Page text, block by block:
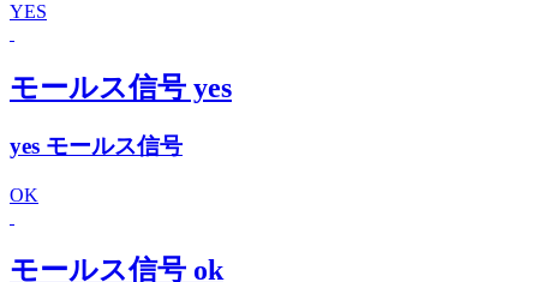
YES
モールス信号 yes
yes モールス信号
OK
モールス信号 ok